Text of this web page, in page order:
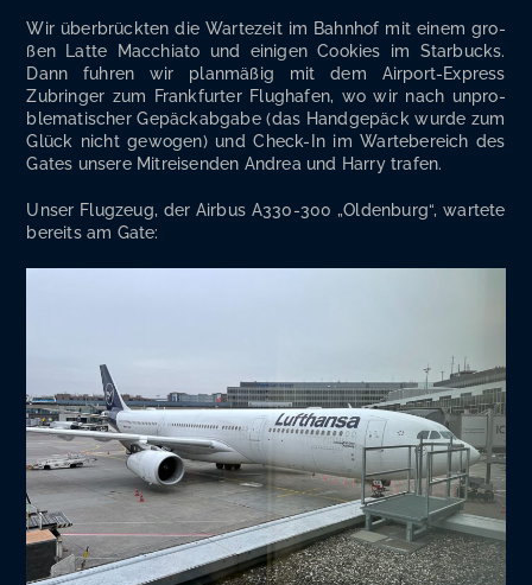
Wir über­brück­ten die War­te­zeit im Bahn­hof mit einem gro­
ßen Lat­te Mac­chia­to und eini­gen Coo­kies im Star­bucks.
Dann fuh­ren wir plan­mä­ßig mit dem Air­port-Express
Zubrin­ger zum Frank­fur­ter Flug­ha­fen, wo wir nach unpro­
ble­ma­ti­scher Gepäck­ab­ga­be (das Hand­ge­päck wur­de zum
Glück nicht gewo­gen) und Check-In im War­te­be­reich des
Gates unse­re Mit­rei­sen­den Andrea und Har­ry trafen.
Unser Flug­zeug, der Air­bus A330-300 „Olden­burg“, war­te­te
bereits am Gate: